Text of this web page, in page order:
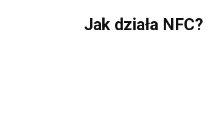
Jak działa NFC?